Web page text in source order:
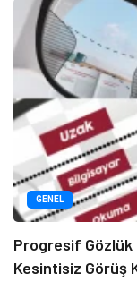
GENEL
Progresif Gözlük
Kesintisiz Görüş